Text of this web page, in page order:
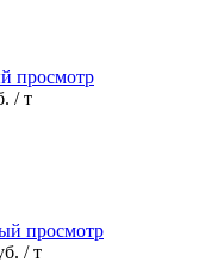
просмотр
/ т
просмотр
/ т